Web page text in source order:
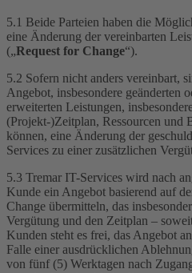
5.1 Beide Parteien haben die
eine Änderung der vereinbarten
(„Request for Change“).
5.2 Sofern nicht anders vereinbart,
Angebot, insbesondere geänderten
erweiterten Leistungen,
(Projekt-)Zeitplan, Ressourcen und
können, eine Änderung der
Services zu einer zusätzlichen
5.3 Tremar IT-Services wird nach
Kunde ein Angebot basierend auf
Change übermitteln, das
Vergütung und den Zeitplan –
Kunden steht es frei, das Angebot
Falle einer ausdrücklichen
von fünf (5) Werktagen nach